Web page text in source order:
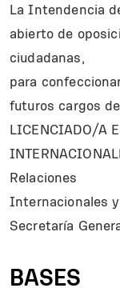
La Intendencia
abierto de
ciudadanas,
para
futuros cargos
LICENCIADO/A
Relaciones
Internacionales
Secretaría
BASES